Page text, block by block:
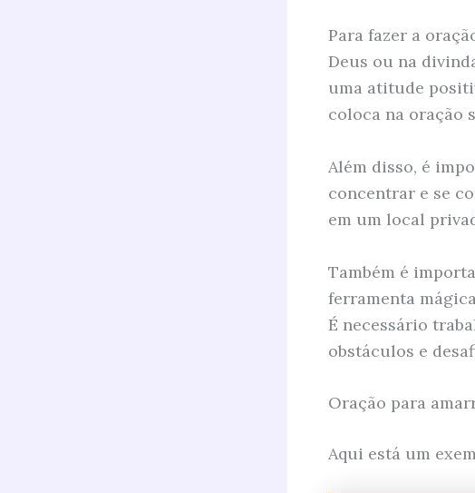
Para fazer a
Deus ou na
uma atitude
coloca na oração
Além disso, é
concentrar e se
em um local
Também é
ferramenta
É necessário
obstáculos e
Oração para
Aqui está um